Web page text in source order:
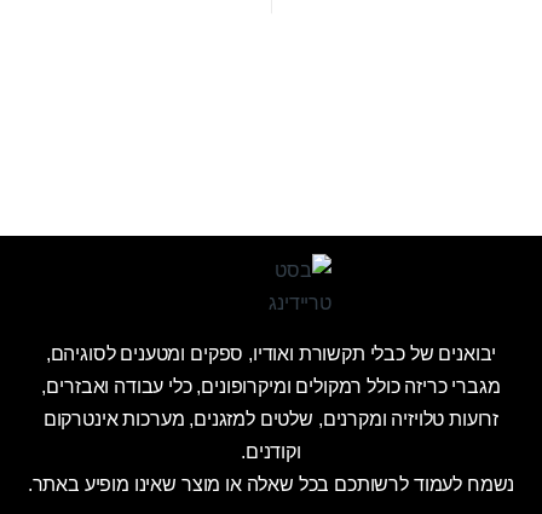
יבואנים של כבלי תקשורת ואודיו, ספקים ומטענים לסוגיהם,
מגברי כריזה כולל רמקולים ומיקרופונים, כלי עבודה ואבזרים,
זרועות טלויזיה ומקרנים, שלטים למזגנים, מערכות אינטרקום
וקודנים.
נשמח לעמוד לרשותכם בכל שאלה או מוצר שאינו מופיע באתר.